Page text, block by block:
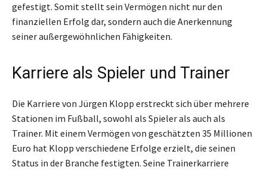
gefestigt. Somit stellt sein Vermögen nicht nur den
finanziellen Erfolg dar, sondern auch die Anerkennung
seiner außergewöhnlichen Fähigkeiten.
Karriere als Spieler und Trainer
Die Karriere von Jürgen Klopp erstreckt sich über mehrere
Stationen im Fußball, sowohl als Spieler als auch als
Trainer. Mit einem Vermögen von geschätzten 35 Millionen
Euro hat Klopp verschiedene Erfolge erzielt, die seinen
Status in der Branche festigten. Seine Trainerkarriere